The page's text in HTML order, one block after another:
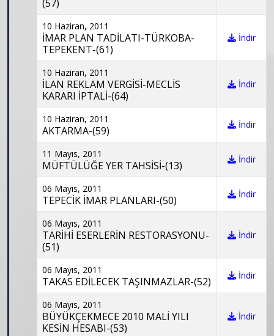
(57)
10 Haziran, 2011
İMAR PLAN TADİLATI-TÜRKOBA-
TEPEKENT-(61)
İndir
10 Haziran, 2011
İLAN REKLAM VERGİSİ-MECLİS
KARARI İPTALİ-(64)
İndir
10 Haziran, 2011
AKTARMA-(59) İndir
11 Mayıs, 2011
MÜFTÜLÜĞE YER TAHSİSİ-(13) İndir
06 Mayıs, 2011
TEPECİK İMAR PLANLARI-(50) İndir
06 Mayıs, 2011
TARİHİ ESERLERİN RESTORASYONU-
(51)
İndir
06 Mayıs, 2011
TAKAS EDİLECEK TAŞINMAZLAR-(52) İndir
06 Mayıs, 2011
BÜYÜKÇEKMECE 2010 MALİ YILI
KESİN HESABI-(53)
İndir